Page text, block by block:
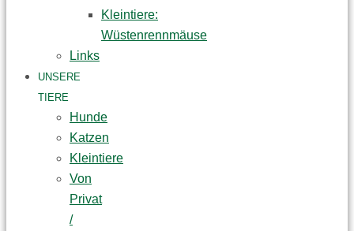
Kleintiere:
Wüstenrennmäuse
Links
UNSERE
TIERE
Hunde
Katzen
Kleintiere
Von
Privat
/